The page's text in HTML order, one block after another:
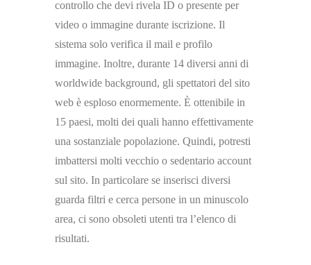
controllo che devi rivela ID o presente per
video o immagine durante iscrizione. Il
sistema solo verifica il mail e profilo
immagine. Inoltre, durante 14 diversi anni di
worldwide background, ​​gli spettatori del sito
web è esploso enormemente. È ottenibile in
15 paesi, molti dei quali hanno effettivamente
una sostanziale popolazione. Quindi, potresti
imbattersi molti vecchio o sedentario account
sul sito. In particolare se inserisci diversi
guarda filtri e cerca persone in un minuscolo
area, ci sono obsoleti utenti tra l’elenco di
risultati.